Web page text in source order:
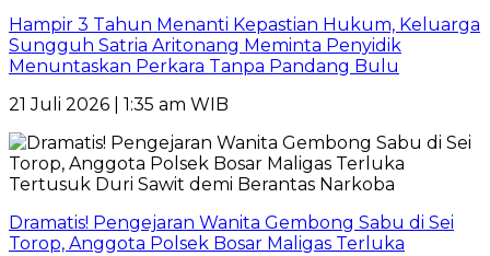
Hampir 3 Tahun Menanti Kepastian Hukum, Keluarga
Sungguh Satria Aritonang Meminta Penyidik
Menuntaskan Perkara Tanpa Pandang Bulu
21 Juli 2026 | 1:35 am WIB
Dramatis! Pengejaran Wanita Gembong Sabu di Sei
Torop, Anggota Polsek Bosar Maligas Terluka